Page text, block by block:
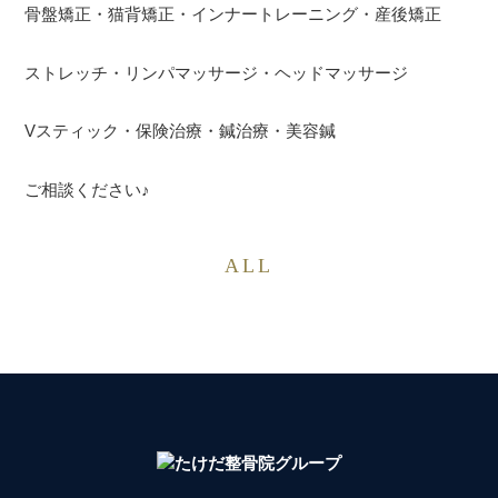
骨盤矯正・猫背矯正・インナートレーニング・産後矯正
ストレッチ・リンパマッサージ・ヘッドマッサージ
Vスティック・保険治療・鍼治療・美容鍼
ご相談ください♪
ALL